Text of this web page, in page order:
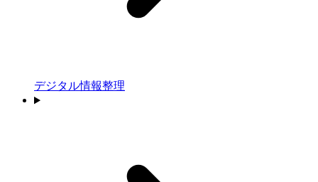
デジタル情報整理